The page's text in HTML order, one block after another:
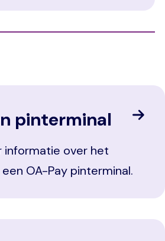
pinterminal
informatie over het
OA-Pay pinterminal.